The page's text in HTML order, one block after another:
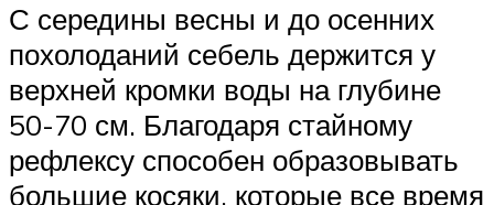
С середины весны и до осенних
похолоданий себель держится у
верхней кромки воды на глубине
50-70 см. Благодаря стайному
рефлексу способен образовывать
большие косяки, которые все время